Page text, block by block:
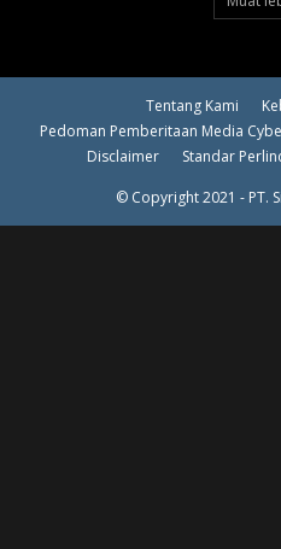
Tentang Kami
Pedoman Pemberitaan Media
Disclaimer
Standar
© Copyright 2021 - PT.